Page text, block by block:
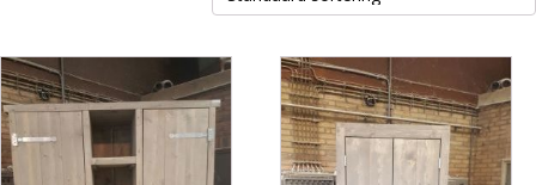
Dit
product
heeft
meerdere
variaties.
Dit
product
heeft
meerdere
variaties.